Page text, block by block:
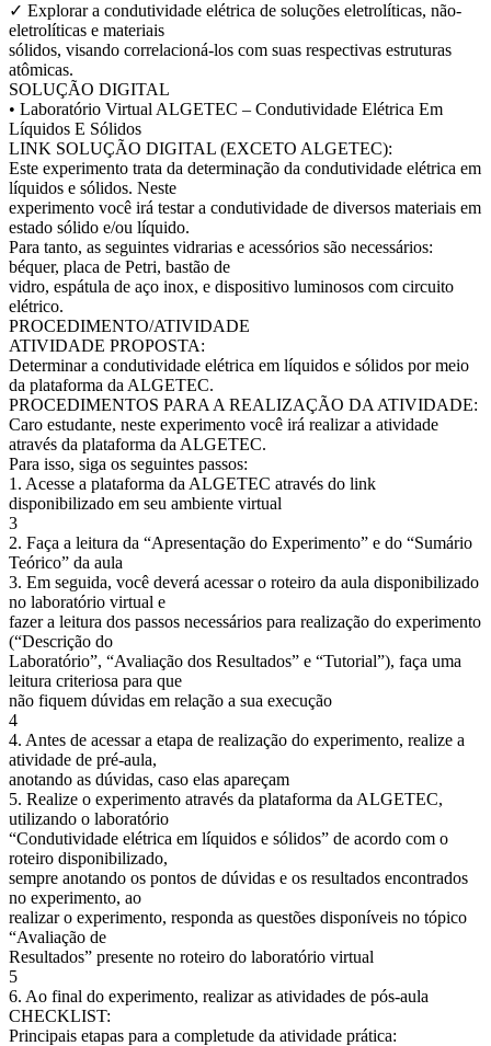
✓ Explorar a condutividade elétrica de soluções eletrolíticas, não-
eletrolíticas e materiais
sólidos, visando correlacioná-los com suas respectivas estruturas
atômicas.
SOLUÇÃO DIGITAL
• Laboratório Virtual ALGETEC – Condutividade Elétrica Em
Líquidos E Sólidos
LINK SOLUÇÃO DIGITAL (EXCETO ALGETEC):
Este experimento trata da determinação da condutividade elétrica em
líquidos e sólidos. Neste
experimento você irá testar a condutividade de diversos materiais em
estado sólido e/ou líquido.
Para tanto, as seguintes vidrarias e acessórios são necessários:
béquer, placa de Petri, bastão de
vidro, espátula de aço inox, e dispositivo luminosos com circuito
elétrico.
PROCEDIMENTO/ATIVIDADE
ATIVIDADE PROPOSTA:
Determinar a condutividade elétrica em líquidos e sólidos por meio
da plataforma da ALGETEC.
PROCEDIMENTOS PARA A REALIZAÇÃO DA ATIVIDADE:
Caro estudante, neste experimento você irá realizar a atividade
através da plataforma da ALGETEC.
Para isso, siga os seguintes passos:
1. Acesse a plataforma da ALGETEC através do link
disponibilizado em seu ambiente virtual
3
2. Faça a leitura da “Apresentação do Experimento” e do “Sumário
Teórico” da aula
3. Em seguida, você deverá acessar o roteiro da aula disponibilizado
no laboratório virtual e
fazer a leitura dos passos necessários para realização do experimento
(“Descrição do
Laboratório”, “Avaliação dos Resultados” e “Tutorial”), faça uma
leitura criteriosa para que
não fiquem dúvidas em relação a sua execução
4
4. Antes de acessar a etapa de realização do experimento, realize a
atividade de pré-aula,
anotando as dúvidas, caso elas apareçam
5. Realize o experimento através da plataforma da ALGETEC,
utilizando o laboratório
“Condutividade elétrica em líquidos e sólidos” de acordo com o
roteiro disponibilizado,
sempre anotando os pontos de dúvidas e os resultados encontrados
no experimento, ao
realizar o experimento, responda as questões disponíveis no tópico
“Avaliação de
Resultados” presente no roteiro do laboratório virtual
5
6. Ao final do experimento, realizar as atividades de pós-aula
CHECKLIST:
Principais etapas para a completude da atividade prática: